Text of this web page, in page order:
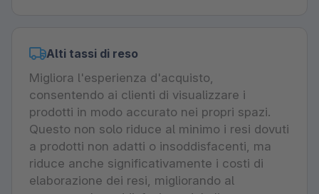
Alti tassi di reso
Migliora l'esperienza d'acquisto,
consentendo ai clienti di visualizzare i
prodotti in modo accurato nei propri spazi.
Questo non solo riduce al minimo i resi dovuti
a prodotti non adatti o insoddisfacenti, ma
riduce anche significativamente i costi di
elaborazione dei resi, migliorando al